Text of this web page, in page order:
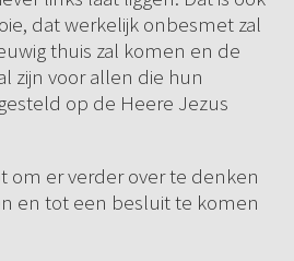
dat werkelijk onbesmet zal
thuis zal komen en de
zijn voor allen die hun
op de Heere Jezus
om er verder over te denken
en tot een besluit te komen